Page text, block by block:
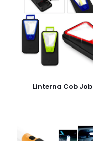
Linterna Cob Job